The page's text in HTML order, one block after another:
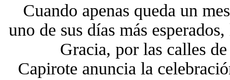
Cuando apenas queda un
uno de sus días más
Gracia, por las calles
Capirote anuncia la